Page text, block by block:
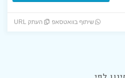
שיתוף בוואטסאפ העתק URL